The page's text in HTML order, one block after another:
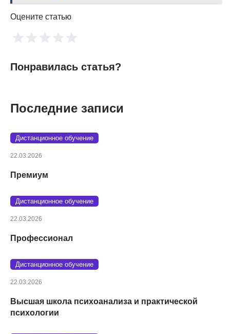
Оцените статью
Понравилась статья?
Последние записи
Дистанционное обучение
22.03.2026
Премиум
Дистанционное обучение
22.03.2026
Профессионал
Дистанционное обучение
22.03.2026
Высшая школа психоанализа и практической
психологии